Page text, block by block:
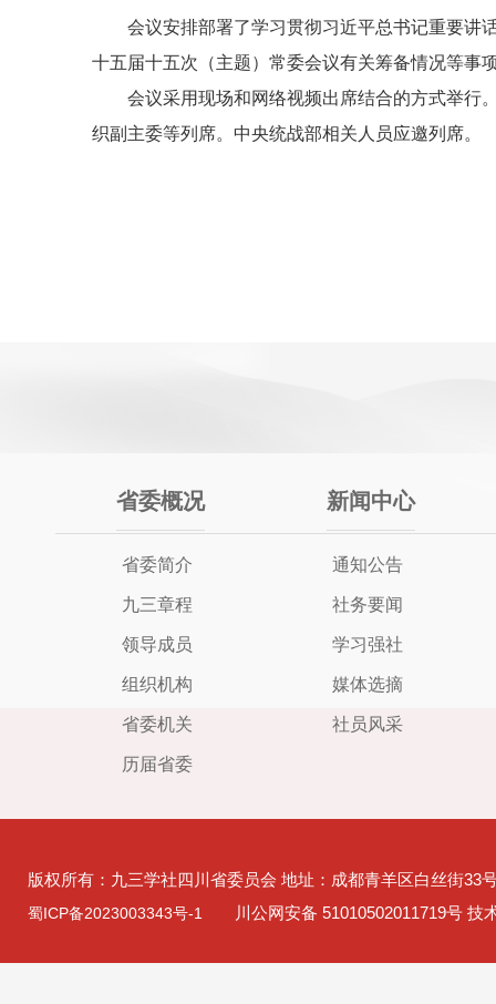
会议安排部署了学习贯彻习近平总书记重要讲
十五届十五次（主题）常委会议有关筹备情况等事
会议采用现场和网络视频出席结合的方式举行
织副主委等列席。中央统战部相关人员应邀列席。
省委概况
省委简介
九三章程
领导成员
组织机构
省委机关
历届省委
新闻中心
通知公告
社务要闻
学习强社
媒体选摘
社员风采
版权所有：九三学社四川省委员会 地址：成都青羊区白丝街33
蜀ICP备2023003343号-1 川公网安备 51010502011719号 技